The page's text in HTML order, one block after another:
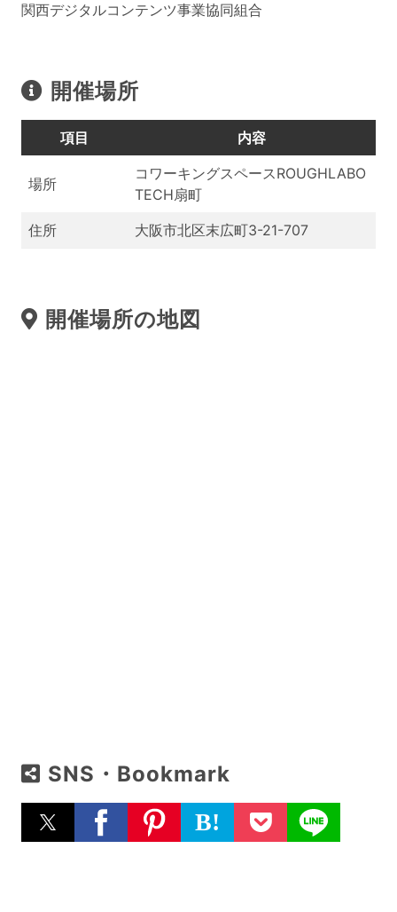
関西デジタルコンテンツ事業協同組合
開催場所
項目 内容
場所
コワーキングスペースROUGHLABO
TECH扇町
住所
大阪市北区末広町3-21-707
開催場所の地図
SNS・Bookmark
B!